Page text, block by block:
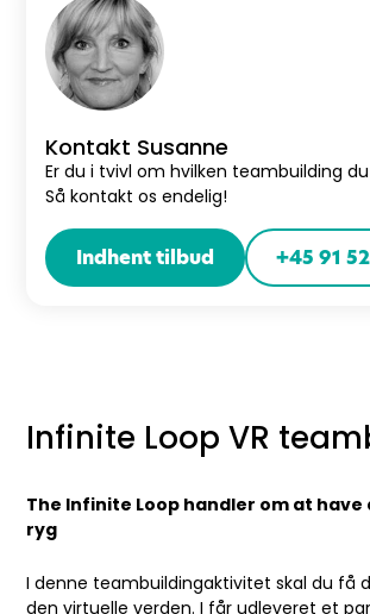
Kontakt Susanne
Er du i tvivl om hvilken teambuilding
Så kontakt os endelig!
Indhent tilbud +45 91
Infinite Loop VR
The Infinite Loop handler om at have
ryg
I denne teambuildingaktivitet skal du få
den virtuelle verden. I får udleveret et